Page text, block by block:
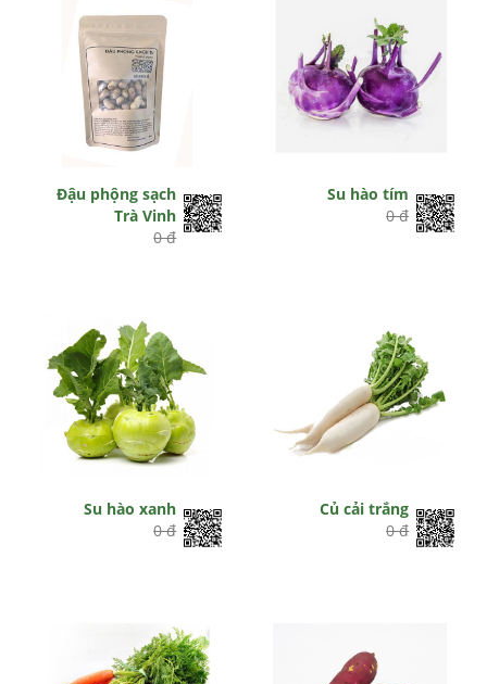
Đậu phộng sạch
Trà Vinh
0 đ
Su hào tím
0 đ
Su hào xanh
0 đ
Củ cải trắng
0 đ